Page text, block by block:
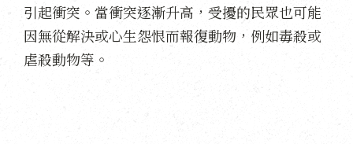
引起衝突。當衝突逐漸升高，受擾的民眾也可能
因無從解決或心生怨恨而報復動物，例如毒殺或
虐殺動物等。